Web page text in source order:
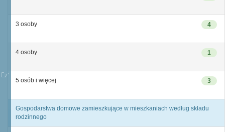
4
3 osoby
1
4 osoby
3
5 osób i więcej
Gospodarstwa domowe zamieszkujące w mieszkaniach według składu
rodzinnego